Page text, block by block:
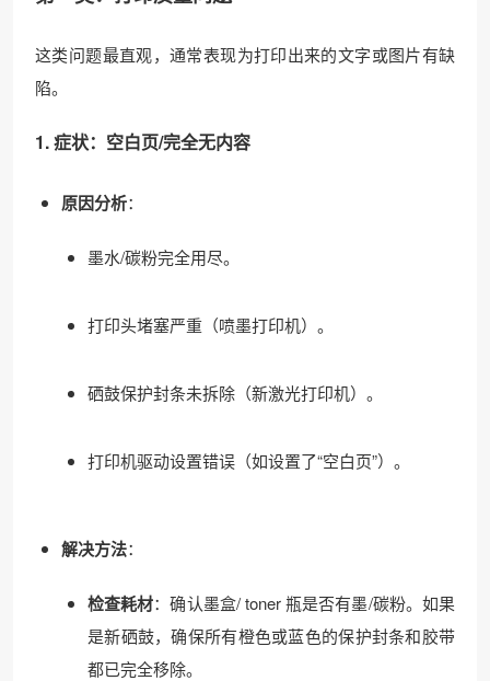
这类问题最直观，通常表现为打印出来的文字或图片有缺
陷。
1. 症状：空白页/完全无内容
原因分析：
墨水/碳粉完全用尽。
打印头堵塞严重（喷墨打印机）。
硒鼓保护封条未拆除（新激光打印机）。
打印机驱动设置错误（如设置了“空白页”）。
解决方法：
检查耗材：确认墨盒/ toner 瓶是否有墨/碳粉。如果
是新硒鼓，确保所有橙色或蓝色的保护封条和胶带
都已完全移除。